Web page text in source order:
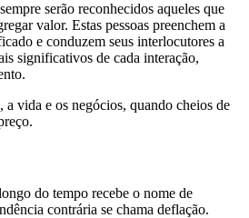
serão reconhecidos aqueles que
valor. Estas pessoas preenchem a
e conduzem seus interlocutores a
significativos de cada interação,
vida e os negócios, quando cheios de
do tempo recebe o nome de
contrária se chama deflação.